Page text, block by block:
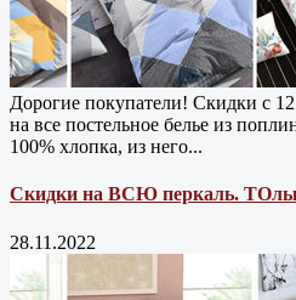
Дорогие покупатели! Скидки с
на все постельное белье из
100% хлопка, из него...
Скидки на ВСЮ перкаль.
28.11.2022